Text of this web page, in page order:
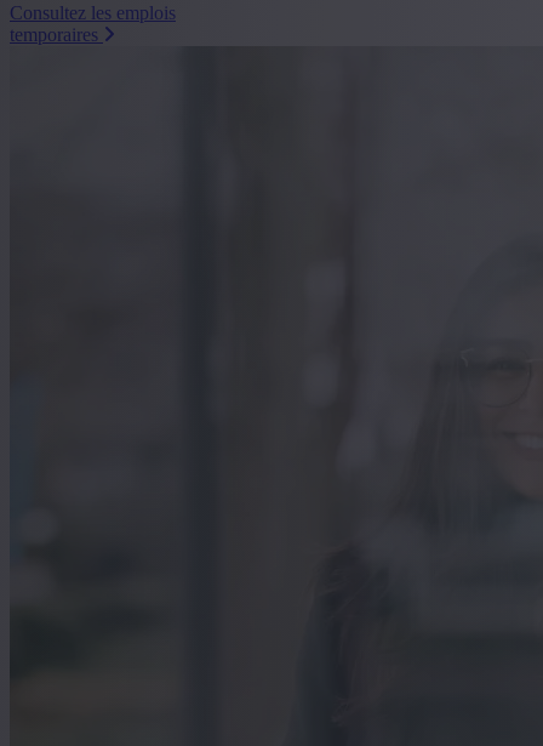
Consultez les emplois
temporaires